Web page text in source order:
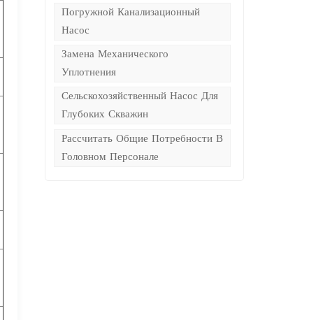
Погружной Канализационный
Насос
Замена Механического
Уплотнения
Сельскохозяйственный Насос Для
Глубоких Скважин
Рассчитать Общие Потребности В
Головном Персонале